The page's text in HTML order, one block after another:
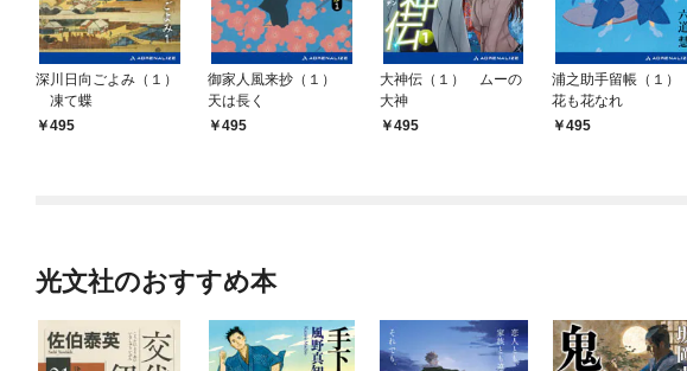
深川日向ごよみ（１）
凍て蝶
495
御家人風来抄（１）
天は長く
495
大神伝（１） ムーの
大神
495
浦之助手留帳（１）
花も花なれ
495
光文社のおすすめ本